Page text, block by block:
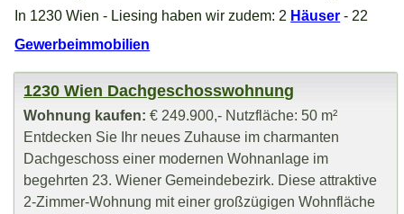
In 1230 Wien - Liesing haben wir zudem: 2 Häuser - 22
Gewerbeimmobilien
1230 Wien Dachgeschosswohnung
Wohnung kaufen: € 249.900,- Nutzfläche: 50 m²
Entdecken Sie Ihr neues Zuhause im charmanten
Dachgeschoss einer modernen Wohnanlage im
begehrten 23. Wiener Gemeindebezirk. Diese attraktive
2-Zimmer-Wohnung mit einer großzügigen Wohnfläche